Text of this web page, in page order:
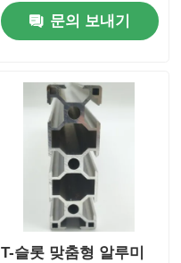
늄 합금 프로필
문의 보내기
T-슬롯 맞춤형 알루미